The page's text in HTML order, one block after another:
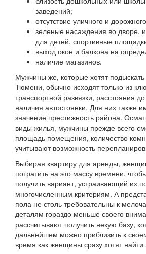
заведений;
отсутствие уличного и
зеленые насаждения во дворе,
для детей, спортивные
выход окон и балкона на
наличие магазинов.
Мужчины же, которые хотят подыскать
Тюмени, обычно исходят только из
транспортной развязки, расстояния
наличия автостоянки. Для них также
значение престижность района.
виды жилья, мужчины прежде всего
площадь помещения, количество
учитывают возможность
Выбирая квартиру для аренды,
потратить на это массу времени,
получить вариант, устраивающий их
многочисленным критериям. А
пола не столь требовательны к
деталям гораздо меньше своего
рассчитывают получить некую базу,
дальнейшем можно приблизить к
время как женщины сразу хотят